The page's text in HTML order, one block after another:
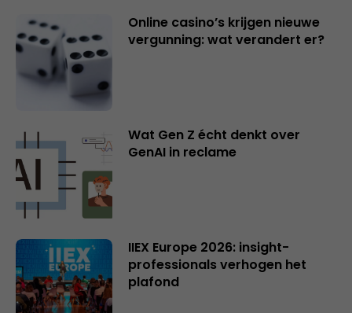
Online casino’s krijgen nieuwe
vergunning: wat verandert er?
Wat Gen Z écht denkt over
GenAI in reclame
IIEX Europe 2026: insight-
professionals verhogen het
plafond